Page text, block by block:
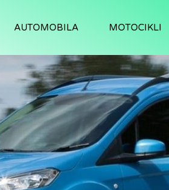
AUTOMOBILA MOTOCIKLI